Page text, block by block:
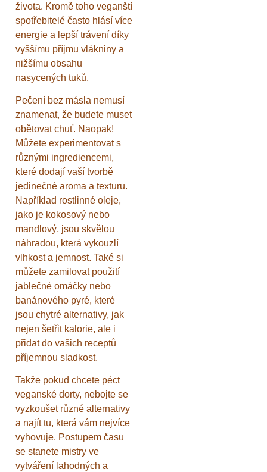
života. Kromě toho veganští
spotřebitelé často hlásí více
energie a lepší trávení díky
vyššímu příjmu vlákniny a
nižšímu obsahu
nasycených tuků.
Pečení bez másla nemusí
znamenat, že budete muset
obětovat chuť. Naopak!
Můžete experimentovat s
různými ingrediencemi,
které dodají vaší tvorbě
jedinečné aroma a texturu.
Například rostlinné oleje,
jako je kokosový nebo
mandlový, jsou skvělou
náhradou, která vykouzlí
vlhkost a jemnost. Také si
můžete zamilovat použití
jablečné omáčky nebo
banánového pyré, které
jsou chytré alternativy, jak
nejen šetřit kalorie, ale i
přidat do vašich receptů
příjemnou sladkost.
Takže pokud chcete péct
veganské dorty, nebojte se
vyzkoušet různé alternativy
a najít tu, která vám nejvíce
vyhovuje. Postupem času
se stanete mistry ve
vytváření lahodných a